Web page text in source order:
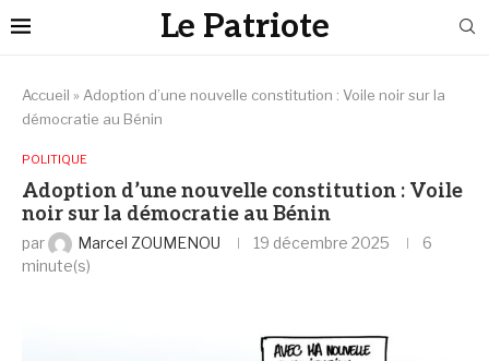
Le Patriote
Accueil » Adoption d’une nouvelle constitution : Voile noir sur la
démocratie au Bénin
POLITIQUE
Adoption d’une nouvelle constitution : Voile
noir sur la démocratie au Bénin
par Marcel ZOUMENOU 19 décembre 2025
6
minute(s)